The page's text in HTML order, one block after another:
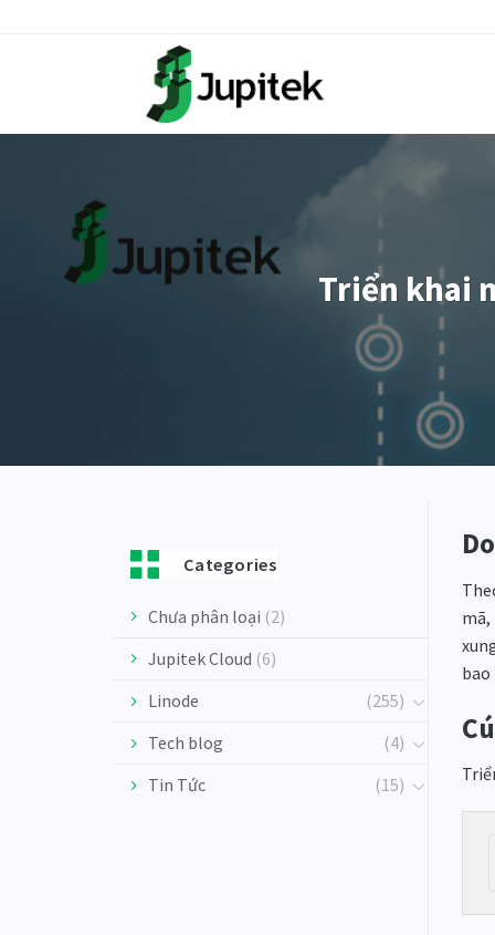
Triển khai
Categories
Chưa phân loại (2)
Jupitek Cloud (6)
Linode
(255)
Tech blog
(4)
Tin Tức
(15)